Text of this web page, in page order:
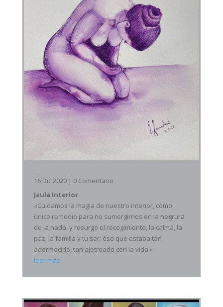
16 Dic 2020| 0 Comentario
Jaula Interior
«Cuidamos la magia de nuestro interior, como
único remedio para no sumergirnos en la negrura
de la nada, y resurge el recogimiento, la calma, la
paz, la familia y tu ser; ése que estaba tan
adormecido, tan ajetreado con la vida.»
leer más